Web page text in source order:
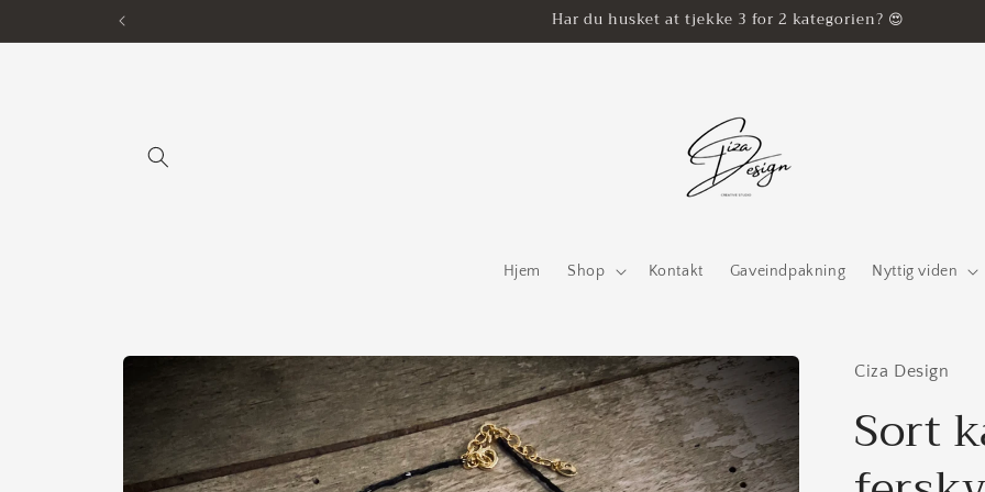
Har du husket at tjekke 3 for 2 kategorien? 😍
Hjem Shop Kontakt Gaveindpakning Nyttig viden
produktoplysninger
Ciza Design
Sort